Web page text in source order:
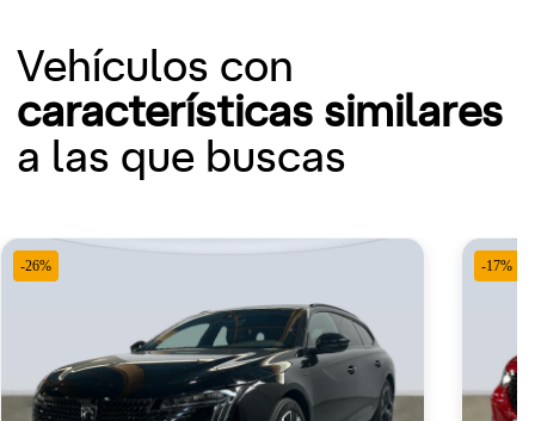
Vehículos con
características similares
a las que buscas
-26% -17%